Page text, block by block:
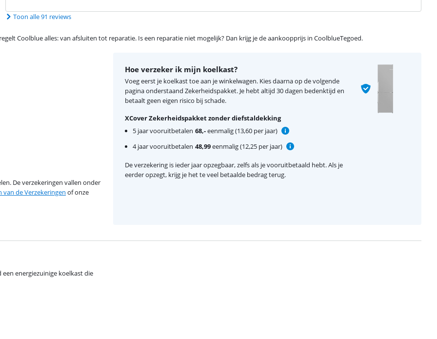
Toon alle 91 reviews
Coolblue alles: van afsluiten tot reparatie. Is een reparatie niet mogelijk? Dan krijg je de aankoopprijs in CoolblueTegoed.
De verzekeringen vallen onder
van de Verzekeringen of onze
Hoe verzeker ik mijn koelkast?
Voeg eerst je koelkast toe aan je winkelwagen. Kies daarna op de volgende
pagina onderstaand Zekerheidspakket. Je hebt altijd 30 dagen bedenktijd en
betaalt geen eigen risico bij schade.
XCover Zekerheidspakket zonder diefstaldekking
5 jaar vooruitbetalen 68,-eenmalig (13,60 per jaar)
4 jaar vooruitbetalen 48,99eenmalig (12,25 per jaar)
De verzekering is ieder jaar opzegbaar, zelfs als je vooruitbetaald hebt. Als je
eerder opzegt, krijg je het te veel betaalde bedrag terug.
energiezuinige koelkast die